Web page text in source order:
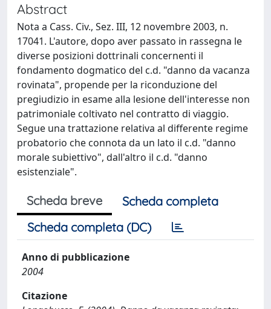
Abstract
Nota a Cass. Civ., Sez. III, 12 novembre 2003, n.
17041. L'autore, dopo aver passato in rassegna le
diverse posizioni dottrinali concernenti il
fondamento dogmatico del c.d. "danno da vacanza
rovinata", propende per la riconduzione del
pregiudizio in esame alla lesione dell'interesse non
patrimoniale coltivato nel contratto di viaggio.
Segue una trattazione relativa al differente regime
probatorio che connota da un lato il c.d. "danno
morale subiettivo", dall'altro il c.d. "danno
esistenziale".
Scheda breve
Scheda completa
Scheda completa (DC)
Anno di pubblicazione
2004
Citazione